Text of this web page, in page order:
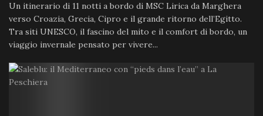
Un itinerario di 11 notti a bordo di MSC Lirica da Marghera
verso Croazia, Grecia, Cipro e il grande ritorno dell’Egitto.
Tra siti UNESCO, il fascino del mito e il comfort di bordo, un
viaggio invernale pensato per vivere...